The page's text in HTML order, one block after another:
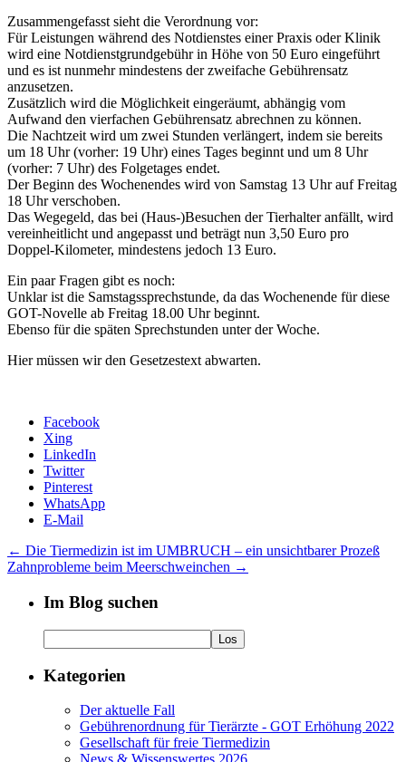
Zusammengefasst sieht die Verordnung vor:
Für Leistungen während des Notdienstes einer Praxis oder Klinik
wird eine Notdienstgrundgebühr in Höhe von 50 Euro eingeführt
und es ist nunmehr mindestens der zweifache Gebührensatz
anzusetzen.
Zusätzlich wird die Möglichkeit eingeräumt, abhängig vom
Aufwand den vierfachen Gebührensatz abrechnen zu können.
Die Nachtzeit wird um zwei Stunden verlängert, indem sie bereits
um 18 Uhr (vorher: 19 Uhr) eines Tages beginnt und um 8 Uhr
(vorher: 7 Uhr) des Folgetages endet.
Der Beginn des Wochenendes wird von Samstag 13 Uhr auf Freitag
18 Uhr verschoben.
Das Wegegeld, das bei (Haus-)Besuchen der Tierhalter anfällt, wird
vereinheitlicht und angepasst und beträgt nun 3,50 Euro pro
Doppel-Kilometer, mindestens jedoch 13 Euro.
Ein paar Fragen gibt es noch:
Unklar ist die Samstagssprechstunde, da das Wochenende für diese
GOT-Novelle ab Freitag 18.00 Uhr beginnt.
Ebenso für die späten Sprechstunden unter der Woche.
Hier müssen wir den Gesetzestext abwarten.
Facebook
Xing
LinkedIn
Twitter
Pinterest
WhatsApp
E-Mail
← Die Tiermedizin ist im UMBRUCH – ein unsichtbarer Prozeß
Zahnprobleme beim Meerschweinchen →
Im Blog suchen
Kategorien
Der aktuelle Fall
Gebührenordnung für Tierärzte - GOT Erhöhung 2022
Gesellschaft für freie Tiermedizin